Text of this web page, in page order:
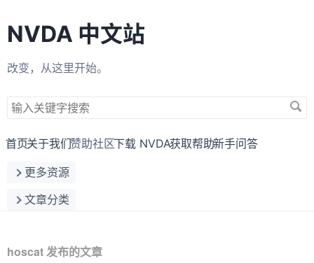
NVDA 中文站
改变，从这里开始。
搜
关
字
首页关于我们赞助社区下载 NVDA获取帮助新手问答
更多资源
文章分类
hoscat 发布的文章